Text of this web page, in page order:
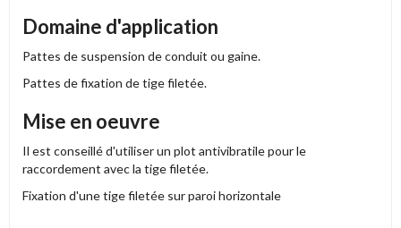
Domaine d'application
Pattes de suspension de conduit ou gaine.
Pattes de fixation de tige filetée.
Mise en oeuvre
Il est conseillé d'utiliser un plot antivibratile pour le
raccordement avec la tige filetée.
Fixation d'une tige filetée sur paroi horizontale